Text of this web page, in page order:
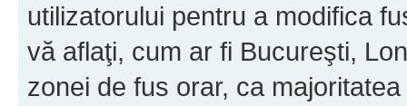
utilizatorului pentru a modifica
vă aflaţi, cum ar fi Bucureşti,
zonei de fus orar, ca